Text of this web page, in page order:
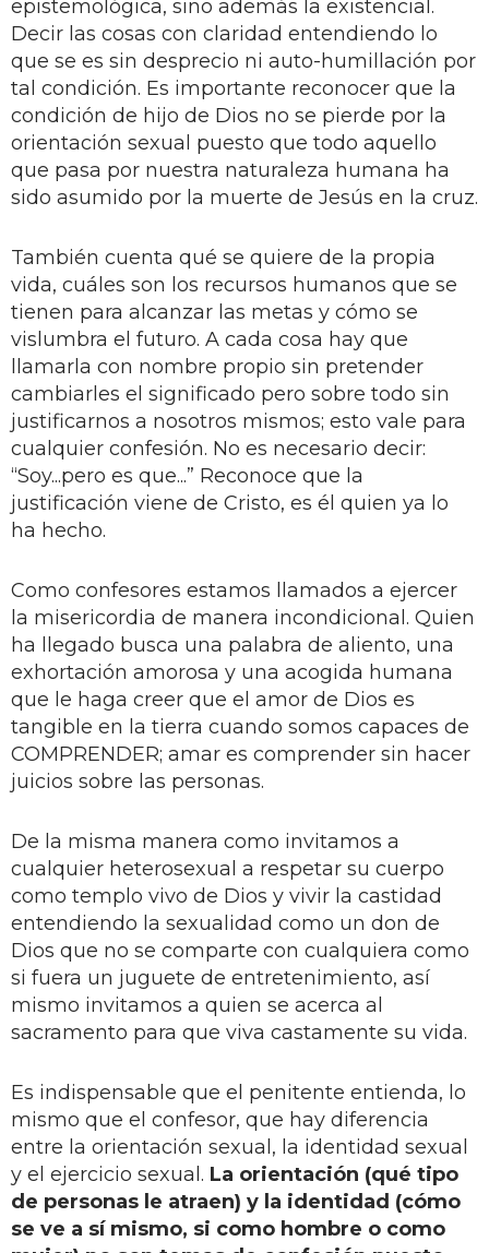
epistemológica, sino además la existencial.
Decir las cosas con claridad entendiendo lo
que se es sin desprecio ni auto-humillación por
tal condición. Es importante reconocer que la
condición de hijo de Dios no se pierde por la
orientación sexual puesto que todo aquello
que pasa por nuestra naturaleza humana ha
sido asumido por la muerte de Jesús en la cruz.
También cuenta qué se quiere de la propia
vida, cuáles son los recursos humanos que se
tienen para alcanzar las metas y cómo se
vislumbra el futuro. A cada cosa hay que
llamarla con nombre propio sin pretender
cambiarles el significado pero sobre todo sin
justificarnos a nosotros mismos; esto vale para
cualquier confesión. No es necesario decir:
“Soy...pero es que...” Reconoce que la
justificación viene de Cristo, es él quien ya lo
ha hecho.
Como confesores estamos llamados a ejercer
la misericordia de manera incondicional. Quien
ha llegado busca una palabra de aliento, una
exhortación amorosa y una acogida humana
que le haga creer que el amor de Dios es
tangible en la tierra cuando somos capaces de
COMPRENDER; amar es comprender sin hacer
juicios sobre las personas.
De la misma manera como invitamos a
cualquier heterosexual a respetar su cuerpo
como templo vivo de Dios y vivir la castidad
entendiendo la sexualidad como un don de
Dios que no se comparte con cualquiera como
si fuera un juguete de entretenimiento, así
mismo invitamos a quien se acerca al
sacramento para que viva castamente su vida.
Es indispensable que el penitente entienda, lo
mismo que el confesor, que hay diferencia
entre la orientación sexual, la identidad sexual
y el ejercicio sexual. La orientación (qué tipo
de personas le atraen) y la identidad (cómo
se ve a sí mismo, si como hombre o como